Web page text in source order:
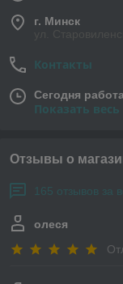
г. Минск
Контакты
Сегодня
Показать
Отзывы о
165 отзывов за
олеся